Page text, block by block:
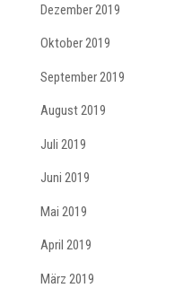
Dezember 2019
Oktober 2019
September 2019
August 2019
Juli 2019
Juni 2019
Mai 2019
April 2019
März 2019